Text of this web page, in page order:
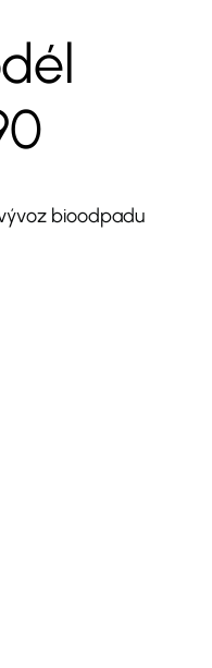
bioodpadu